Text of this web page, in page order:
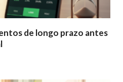
de longo prazo antes